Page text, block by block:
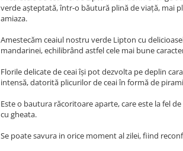
verde așteptată, într-o băutură plină de viață, mai
amiaza.
Amestecăm ceaiul nostru verde Lipton cu
mandarinei, echilibrând astfel cele mai bune
Florile delicate de ceai își pot dezvolta pe deplin
intensă, datorită plicurilor de ceai în formă de
Este o bautura răcoritoare aparte, care este la fel
cu gheata.
Se poate savura in orice moment al zilei, fiind